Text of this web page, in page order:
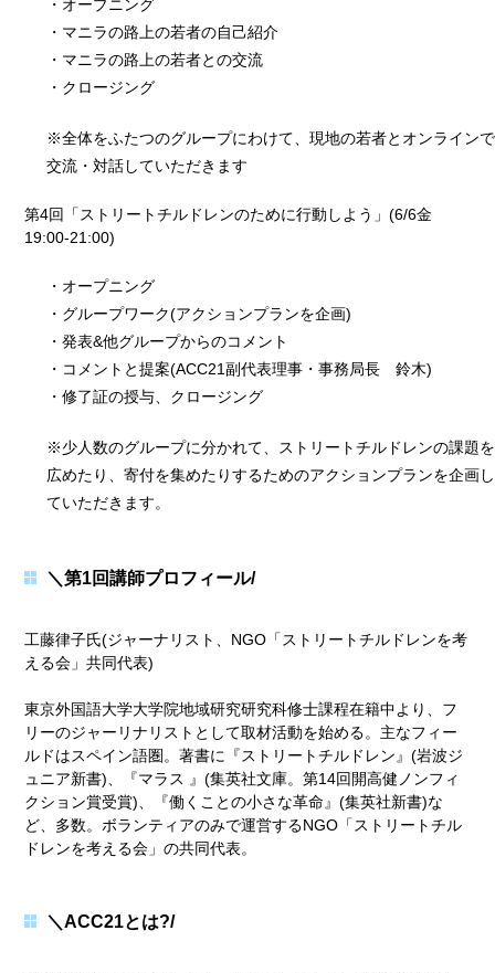
・オープニング
・マニラの路上の若者の自己紹介
・マニラの路上の若者との交流
・クロージング
※全体をふたつのグループにわけて、現地の若者とオンラインで
交流・対話していただきます
第4回「ストリートチルドレンのために行動しよう」(6/6金
19:00-21:00)
・オープニング
・グループワーク(アクションプランを企画)
・発表&他グループからのコメント
・コメントと提案(ACC21副代表理事・事務局長 鈴木)
・修了証の授与、クロージング
※少人数のグループに分かれて、ストリートチルドレンの課題を
広めたり、寄付を集めたりするためのアクションプランを企画し
ていただきます。
＼第1回講師プロフィール/
工藤律子氏(ジャーナリスト、NGO「ストリートチルドレンを考
える会」共同代表)
東京外国語大学大学院地域研究研究科修士課程在籍中より、フ
リーのジャーリナリストとして取材活動を始める。主なフィー
ルドはスペイン語圏。著書に『ストリートチルドレン』(岩波ジ
ュニア新書)、『マラス 』(集英社文庫。第14回開高健ノンフィ
クション賞受賞)、『働くことの小さな革命』(集英社新書)な
ど、多数。ボランティアのみで運営するNGO「ストリートチル
ドレンを考える会」の共同代表。
＼ACC21とは?/